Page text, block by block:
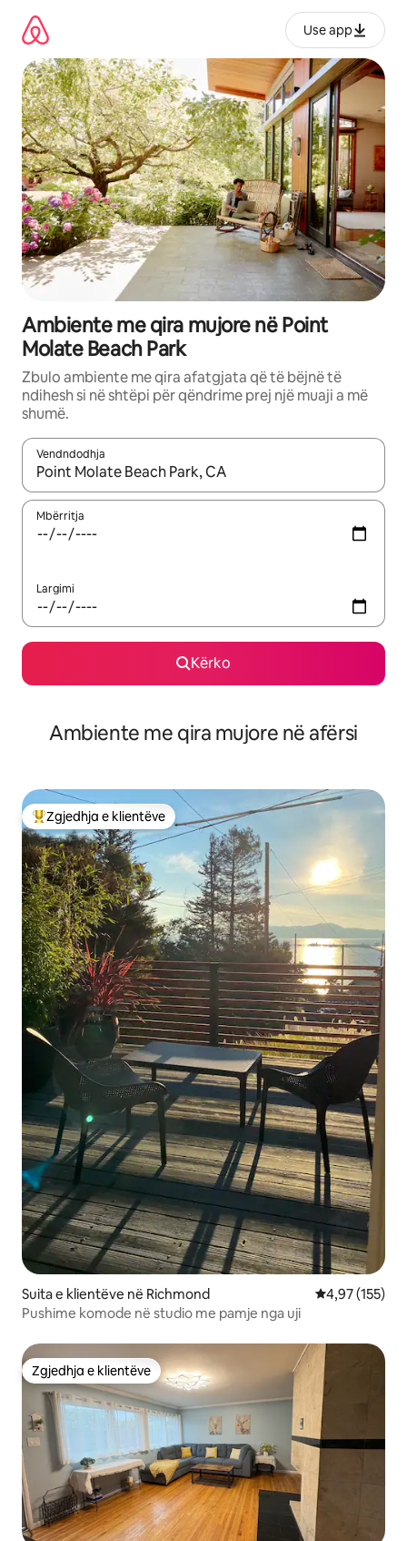
përmbajtja
Use app
Ambiente me qira mujore në Point
Molate Beach Park
Zbulo ambiente me qira afatgjata që të bëjnë të
ndihesh si në shtëpi për qëndrime prej një muaji a më
shumë.
Vendndodhja
Kur rezultatet të jenë të disponueshme, lëviz me butonat e
Mbërritja
Largimi
Kërko
Ambiente me qira mujore në afërsi
Më të mirat e zgjedhjeve të klientëve
Zgjedhja e klientëve
Suita e klientëve në Richmond Vlerësimi
4,97 (155)
Pushime komode në studio me pamje nga uji
Zgjedhja e klientëve
Zgjedhja e klientëve